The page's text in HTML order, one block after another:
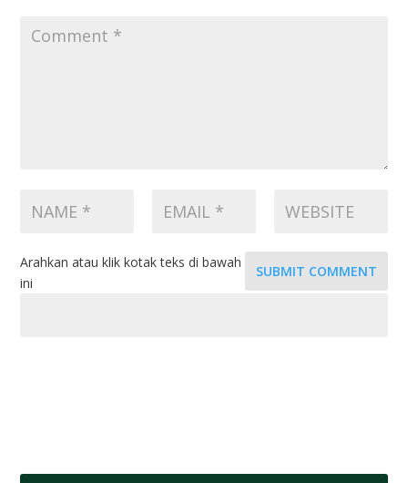
SUBMIT COMMENT
Arahkan atau klik kotak teks di bawah
ini